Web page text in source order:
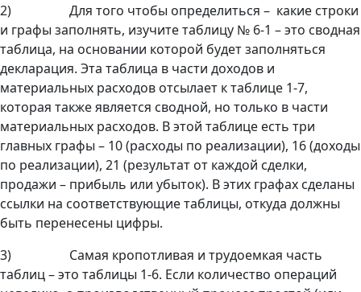
2) Для того чтобы определиться – какие строки
и графы заполнять, изучите таблицу № 6-1 – это сводная
таблица, на основании которой будет заполняться
декларация. Эта таблица в части доходов и
материальных расходов отсылает к таблице 1-7,
которая также является сводной, но только в части
материальных расходов. В этой таблице есть три
главных графы – 10 (расходы по реализации), 16 (доходы
по реализации), 21 (результат от каждой сделки,
продажи – прибыль или убыток). В этих графах сделаны
ссылки на соответствующие таблицы, откуда должны
быть перенесены цифры.
3) Самая кропотливая и трудоемкая часть
таблиц – это таблицы 1-6. Если количество операций